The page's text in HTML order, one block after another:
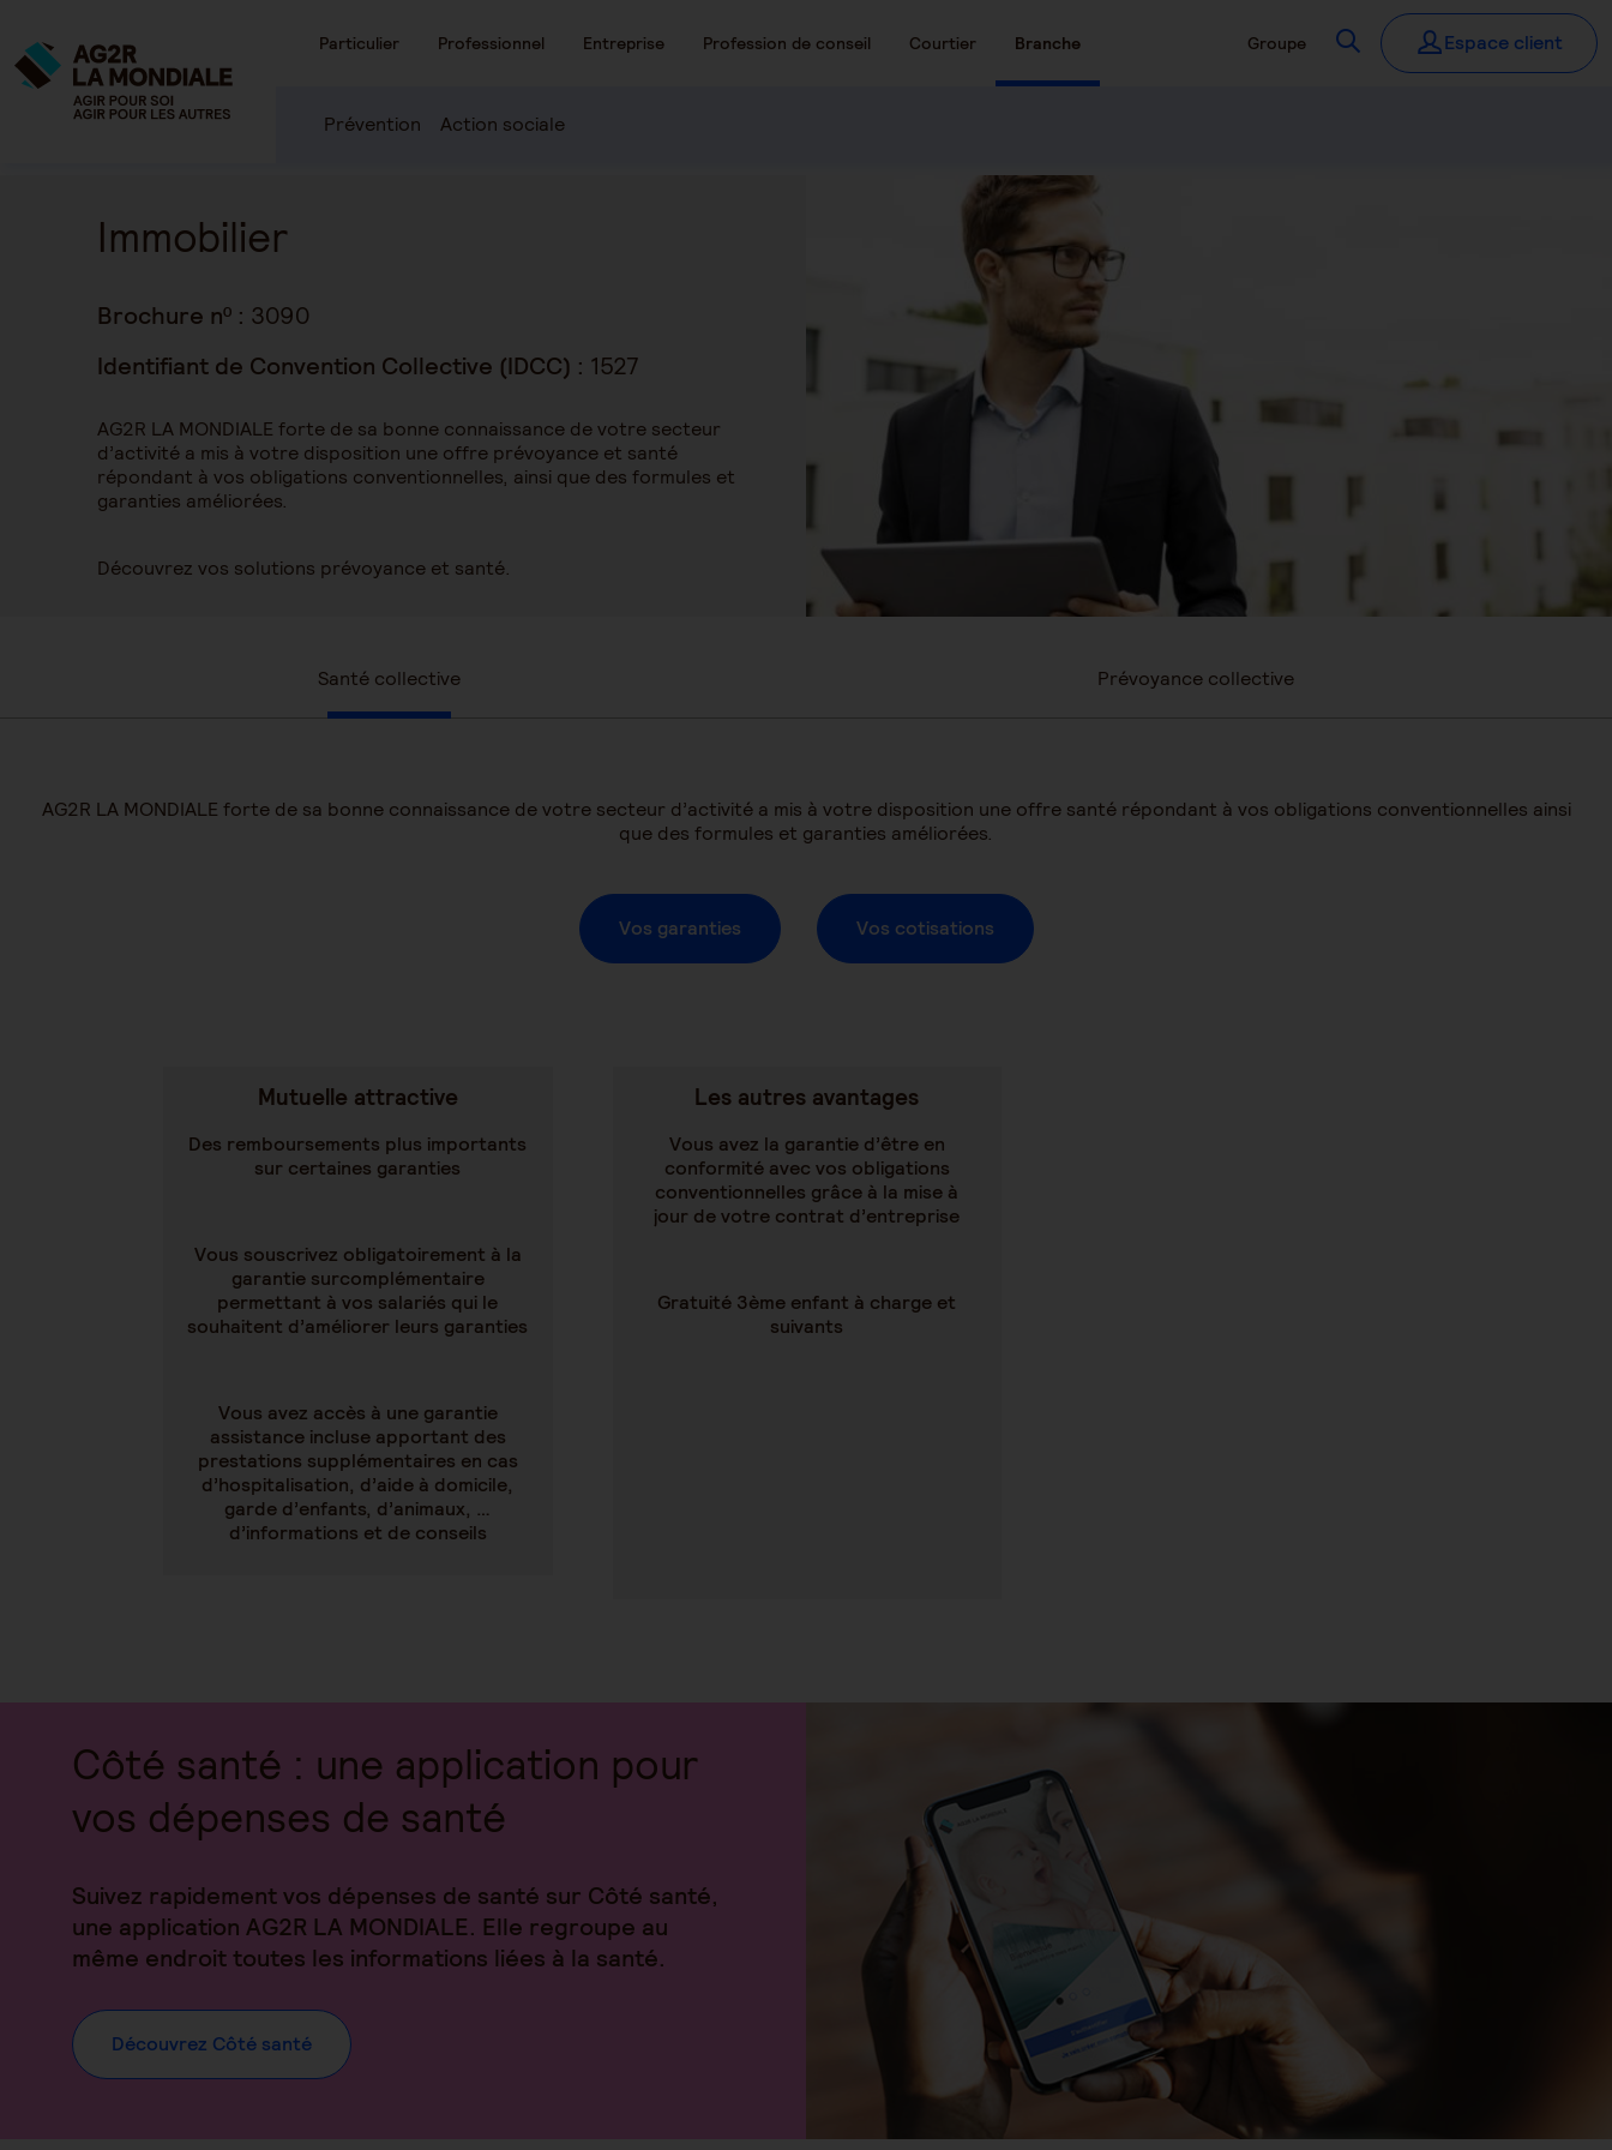
Particulier Professionnel Entreprise Profession de conseil Courtier Branche Groupe Recherchez Espace client
Prévention Action sociale
Immobilier
Brochure nº : 3090
Identifiant de Convention Collective (IDCC) : 1527
AG2R LA MONDIALE forte de sa bonne connaissance de votre secteur
d’activité a mis à votre disposition une offre prévoyance et santé
répondant à vos obligations conventionnelles, ainsi que des formules et
garanties améliorées.
Découvrez vos solutions prévoyance et santé.
Santé collective Prévoyance collective
AG2R LA MONDIALE forte de sa bonne connaissance de votre secteur d’activité a mis à votre disposition une offre santé répondant à vos obligations conventionnelles ainsi
que des formules et garanties améliorées.
Vos garanties Vos cotisations
Mutuelle attractive
Des remboursements plus importants
sur certaines garanties
Vous souscrivez obligatoirement à la
garantie surcomplémentaire
permettant à vos salariés qui le
souhaitent d’améliorer leurs garanties
Vous avez accès à une garantie
assistance incluse apportant des
prestations supplémentaires en cas
d’hospitalisation, d’aide à domicile,
garde d’enfants, d’animaux, …
d’informations et de conseils
Les autres avantages
Vous avez la garantie d’être en
conformité avec vos obligations
conventionnelles grâce à la mise à
jour de votre contrat d’entreprise
Gratuité 3ème enfant à charge et
suivants
Côté santé : une application pour
vos dépenses de santé
Suivez rapidement vos dépenses de santé sur Côté santé,
une application AG2R LA MONDIALE. Elle regroupe au
même endroit toutes les informations liées à la santé.
Découvrez Côté santé